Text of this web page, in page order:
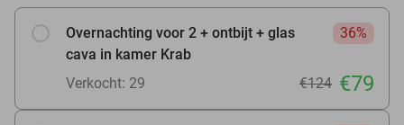
Overnachting voor 2 + ontbijt + glas
cava in kamer Krab
36%
Verkocht: 29 €124 €79